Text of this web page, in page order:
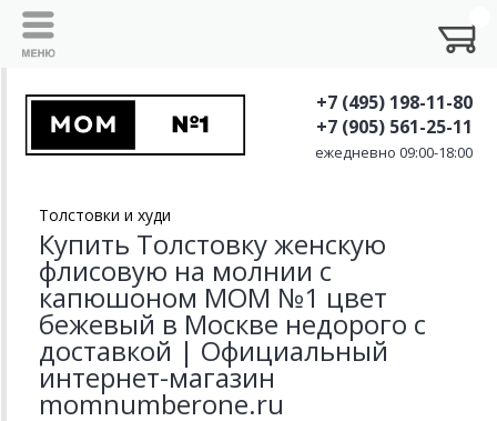
+7 (495) 198-11-80
+7 (905) 561-25-11
ежедневно 09:00-18:00
Толстовки и худи
Купить Толстовку женскую
флисовую на молнии с
капюшоном MOM №1 цвет
бежевый в Москве недорого с
доставкой | Официальный
интернет-магазин
momnumberone.ru